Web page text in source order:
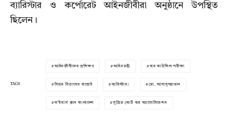
ব্যারিস্টার ও কর্পোরেট আইনজীবীরা অনুষ্ঠানে উপস্থিত
ছিলেন।
TAGS
আইনজীবীদের প্রশিক্ষণ আইনমন্ত্রী বার কাউন্সিল পরীক্ষা
বিচার বিভাগের বাজেট ব্যারিস্টার। মো. আসাদুজ্জামান
ল'ইয়ার্স ক্লাব বাংলাদেশ সুপ্রিম কোর্ট বার অ্যাসোসিয়েশন